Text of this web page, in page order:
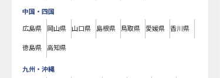
中国・四国
広島県 岡山県 山口県 島根県 鳥取県 愛媛県 香川県
徳島県 高知県
九州・沖縄